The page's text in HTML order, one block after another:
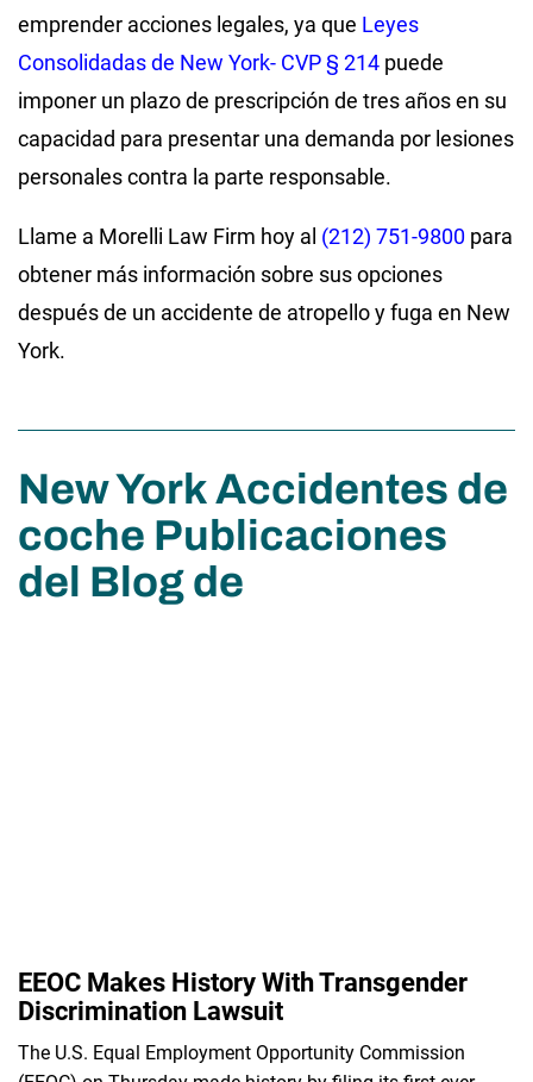
emprender acciones legales, ya que Leyes
Consolidadas de New York- CVP § 214 puede
imponer un plazo de prescripción de tres años en su
capacidad para presentar una demanda por lesiones
personales contra la parte responsable.
Llame a Morelli Law Firm hoy al (212) 751-9800 para
obtener más información sobre sus opciones
después de un accidente de atropello y fuga en New
York.
New York Accidentes de
coche Publicaciones
del Blog de
EEOC Makes History With Transgender
Discrimination Lawsuit
The U.S. Equal Employment Opportunity Commission